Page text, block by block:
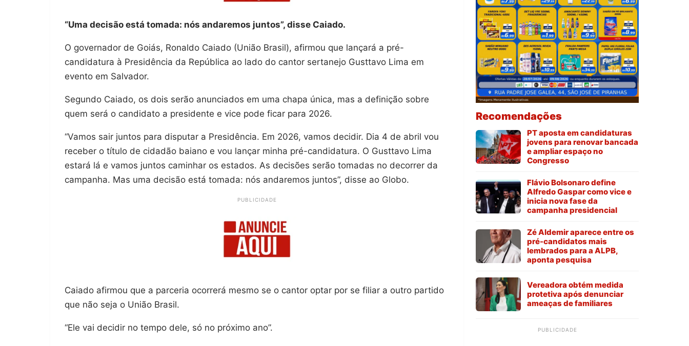
“Uma decisão está tomada: nós andaremos juntos”, disse Caiado.
O governador de Goiás, Ronaldo Caiado (União Brasil), afirmou que lançará a pré-
candidatura à Presidência da República ao lado do cantor sertanejo Gusttavo Lima em
evento em Salvador.
Segundo Caiado, os dois serão anunciados em uma chapa única, mas a definição sobre
quem será o candidato a presidente e vice pode ficar para 2026.
“Vamos sair juntos para disputar a Presidência. Em 2026, vamos decidir. Dia 4 de abril vou
receber o título de cidadão baiano e vou lançar minha pré-candidatura. O Gusttavo Lima
estará lá e vamos juntos caminhar os estados. As decisões serão tomadas no decorrer da
campanha. Mas uma decisão está tomada: nós andaremos juntos”, disse ao Globo.
PUBLICIDADE
Caiado afirmou que a parceria ocorrerá mesmo se o cantor optar por se filiar a outro partido
que não seja o União Brasil.
“Ele vai decidir no tempo dele, só no próximo ano”.
Recomendações
PT aposta em candidaturas
jovens para renovar bancada
e ampliar espaço no
Congresso
Flávio Bolsonaro define
Alfredo Gaspar como vice e
inicia nova fase da
campanha presidencial
Zé Aldemir aparece entre os
pré-candidatos mais
lembrados para a ALPB,
aponta pesquisa
Vereadora obtém medida
protetiva após denunciar
ameaças de familiares
PUBLICIDADE